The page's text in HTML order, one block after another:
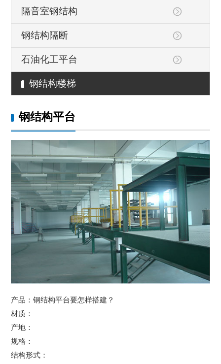
隔音室钢结构
钢结构隔断
石油化工平台
钢结构楼梯
钢结构平台
产品：钢结构平台要怎样搭建？
材质：
产地：
规格：
结构形式：